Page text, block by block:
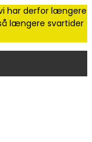
har derfor længere
længere svartider